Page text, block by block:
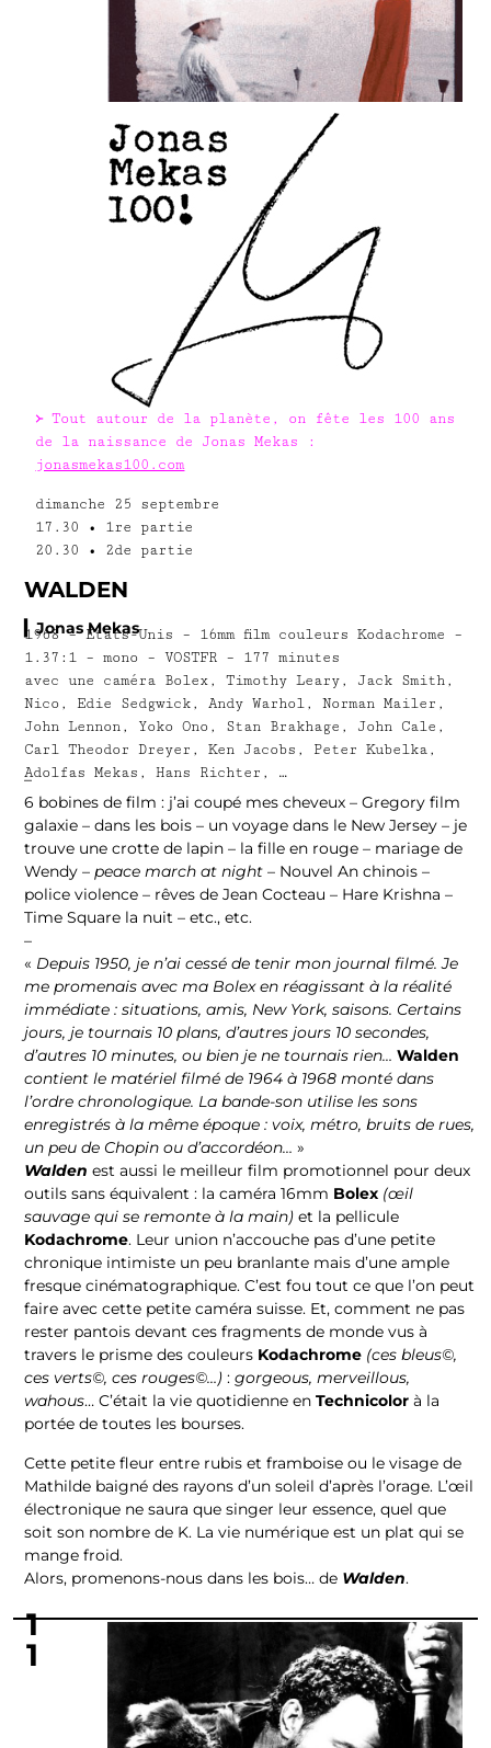
WALDEN
▎Jonas Mekas
1968 – États-Unis – 16mm film couleurs Kodachrome –
1.37:1 – mono – VOSTFR – 177 minutes
avec une caméra Bolex, Timothy Leary, Jack Smith,
Nico, Edie Sedgwick, Andy Warhol, Norman Mailer,
John Lennon, Yoko Ono, Stan Brakhage, John Cale,
Carl Theodor Dreyer, Ken Jacobs, Peter Kubelka,
Adolfas Mekas, Hans Richter, …
–
6 bobines de film : j’ai coupé mes cheveux – Gregory film
galaxie – dans les bois – un voyage dans le New Jersey – je
trouve une crotte de lapin – la fille en rouge – mariage de
Wendy –peace march at night – Nouvel An chinois –
police violence – rêves de Jean Cocteau – Hare Krishna –
Time Square la nuit – etc., etc.
–
« Depuis 1950, je n’ai cessé de tenir mon journal filmé. Je
me promenais avec ma Bolex en réagissant à la réalité
immédiate : situations, amis, New York, saisons. Certains
jours, je tournais 10 plans, d’autres jours 10 secondes,
d’autres 10 minutes, ou bien je ne tournais rien…Walden
contient le matériel filmé de 1964 à 1968 monté dans
l’ordre chronologique. La bande-son utilise les sons
enregistrés à la même époque : voix, métro, bruits de rues,
un peu de Chopin ou d’accordéon… »
Walden est aussi le meilleur film promotionnel pour deux
outils sans équivalent : la caméra 16mm Bolex (œil
sauvage qui se remonte à la main) et la pellicule
Kodachrome. Leur union n’accouche pas d’une petite
chronique intimiste un peu branlante mais d’une ample
fresque cinématographique. C’est fou tout ce que l’on peut
faire avec cette petite caméra suisse. Et, comment ne pas
rester pantois devant ces fragments de monde vus à
travers le prisme des couleurs Kodachrome (ces bleus©,
ces verts©, ces rouges©…) :gorgeous, merveillous,
wahous… C’était la vie quotidienne enTechnicolor à la
portée de toutes les bourses.
Cette petite fleur entre rubis et framboise ou le visage de
Mathilde baigné des rayons d’un soleil d’après l’orage. L’œil
électronique ne saura que singer leur essence, quel que
soit son nombre de K. La vie numérique est un plat qui se
mange froid.
Alors, promenons-nous dans les bois… de Walden.
᚛ Tout autour de la planète, on fête les 100 ans
de la naissance de Jonas Mekas :
jonasmekas100.com
dimanche 25 septembre
17.30 • 1re partie
20.30 • 2de partie
1
1